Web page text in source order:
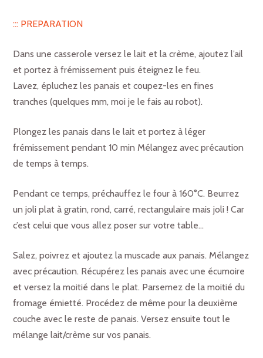
::: PREPARATION
Dans une casserole versez le lait et la crème, ajoutez l’ail
et portez à frémissement puis éteignez le feu.
Lavez, épluchez les panais et coupez-les en fines
tranches (quelques mm, moi je le fais au robot).
Plongez les panais dans le lait et portez à léger
frémissement pendant 10 min Mélangez avec précaution
de temps à temps.
Pendant ce temps, préchauffez le four à 160°C. Beurrez
un joli plat à gratin, rond, carré, rectangulaire mais joli ! Car
c’est celui que vous allez poser sur votre table…
Salez, poivrez et ajoutez la muscade aux panais. Mélangez
avec précaution. Récupérez les panais avec une écumoire
et versez la moitié dans le plat. Parsemez de la moitié du
fromage émietté. Procédez de même pour la deuxième
couche avec le reste de panais. Versez ensuite tout le
mélange lait/crème sur vos panais.